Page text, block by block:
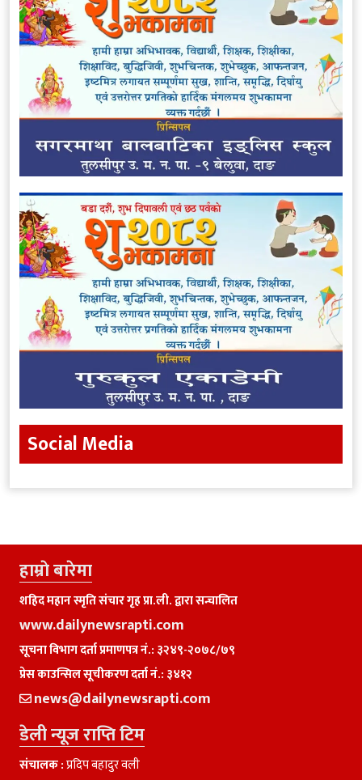
Social Media
हाम्राे बारेमा
शहिद महान स्मृति संचार गृह प्रा.ली. द्वारा सन्चालित
www.dailynewsrapti.com
सूचना विभाग दर्ता प्रमाणपत्र नं.: ३२४९-२०७८/७९
प्रेस काउन्सिल सूचीकरण दर्ता नं.: ३४१२
news@dailynewsrapti.com
डेली न्यूज राप्ति टिम
संचालक :प्रदिप बहादुर वली